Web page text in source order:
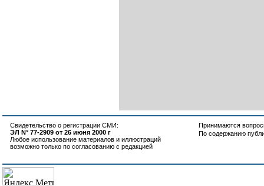
Свидетельство о регистрации СМИ:
ЭЛ N° 77-2909 от 26 июня 2000 г
Любое использование материалов и иллюстраций
возможно только по согласованию с редакцией
Принимаются
По содержанию